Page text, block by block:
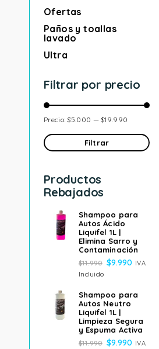
Ofertas
Paños y toallas
lavado
Ultra
Filtrar por precio
Filtrar
Precio:$5.000 —$19.990
Productos
Rebajados
Shampoo para
Autos Ácido
Liquifel 1L |
Elimina Sarro y
Contaminación
$11.990 $9.990 IVA
Incluido
Shampoo para
Autos Neutro
Liquifel 1L |
Limpieza Segura
y Espuma Activa
$11.990 $9.990 IVA